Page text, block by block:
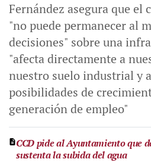
Fernández asegura que el
"no puede permanecer al
decisiones" sobre una
"afecta directamente a
nuestro suelo industrial y
posibilidades de
generación de empleo"
CCD pide al Ayuntamiento que
sustenta la subida del agua